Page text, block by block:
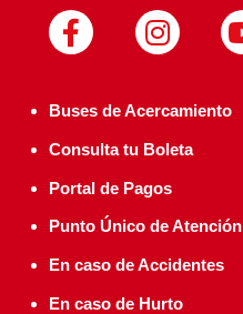
Buses de Acercamiento
Consulta tu Boleta
Portal de Pagos
Punto Único de Atención
En caso de Accidentes
En caso de Hurto